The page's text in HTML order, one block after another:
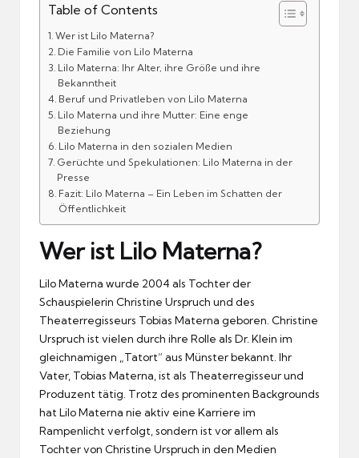
Table of Contents
Wer ist Lilo Materna?
Die Familie von Lilo Materna
Lilo Materna: Ihr Alter, ihre Größe und ihre
Bekanntheit
Beruf und Privatleben von Lilo Materna
Lilo Materna und ihre Mutter: Eine enge
Beziehung
Lilo Materna in den sozialen Medien
Gerüchte und Spekulationen: Lilo Materna in der
Presse
Fazit: Lilo Materna – Ein Leben im Schatten der
Öffentlichkeit
Wer ist Lilo Materna?
Lilo Materna wurde 2004 als Tochter der
Schauspielerin Christine Urspruch und des
Theaterregisseurs Tobias Materna geboren. Christine
Urspruch ist vielen durch ihre Rolle als Dr. Klein im
gleichnamigen „Tatort“ aus Münster bekannt. Ihr
Vater, Tobias Materna, ist als Theaterregisseur und
Produzent tätig. Trotz des prominenten Backgrounds
hat Lilo Materna nie aktiv eine Karriere im
Rampenlicht verfolgt, sondern ist vor allem als
Tochter von Christine Urspruch in den Medien